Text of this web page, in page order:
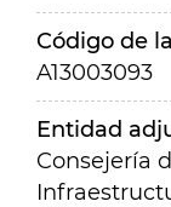
Código de
A13003093
Entidad
Consejería